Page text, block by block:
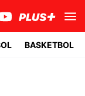
BASKETBOL